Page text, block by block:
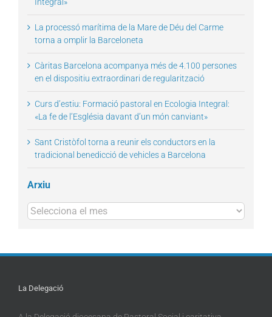
Integral»
La processó marítima de la Mare de Déu del Carme
torna a omplir la Barceloneta
Càritas Barcelona acompanya més de 4.100 persones
en el dispositiu extraordinari de regularització
Curs d’estiu: Formació pastoral en Ecologia Integral:
«La fe de l’Església davant d’un món canviant»
Sant Cristòfol torna a reunir els conductors en la
tradicional benedicció de vehicles a Barcelona
Arxiu
Arxius
La Delegació